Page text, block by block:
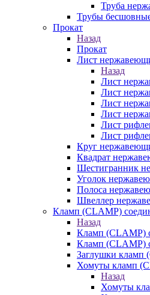
Труба
Трубы
Прокат
Назад
Прокат
Лист
Назад
Лист
Лист
Лист
Лист
Лист
Лист
Круг
Квадрат
Шестигранник
Уголок
Полоса
Швеллер
Кламп (CLAMP)
Назад
Кламп (CLAMP)
Кламп (CLAMP)
Заглушки кламп
Хомуты кламп
Назад
Хомуты